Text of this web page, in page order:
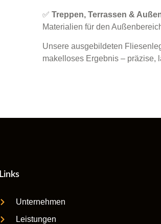
✅ Treppen, Terrassen &
Materialien für den
Unsere ausgebildeten
makelloses Ergebnis – präzise,
Links
Unternehmen
Leistungen